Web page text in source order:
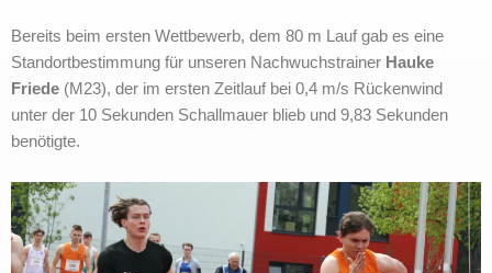
Bereits beim ersten Wettbewerb, dem 80 m Lauf gab es eine
Standortbestimmung für unseren Nachwuchstrainer Hauke
Friede (M23), der im ersten Zeitlauf bei 0,4 m/s Rückenwind
unter der 10 Sekunden Schallmauer blieb und 9,83 Sekunden
benötigte.